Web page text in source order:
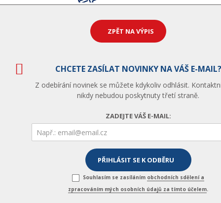
ZPĚT NA VÝPIS
CHCETE ZASÍLAT NOVINKY NA VÁŠ E-MAIL?
Z odebírání novinek se můžete kdykoliv odhlásit.
nikdy nebudou poskytnuty třetí straně.
ZADEJTE VÁŠ E-MAIL:
Souhlasím se zasíláním obchodních sdělení a
zpracováním mých osobních údajů za tímto účelem.